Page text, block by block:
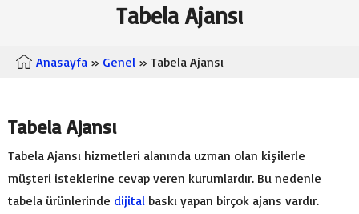
Tabela Ajansı
Anasayfa » Genel » Tabela Ajansı
Tabela Ajansı
Tabela Ajansı hizmetleri alanında uzman olan kişilerle
müşteri isteklerine cevap veren kurumlardır. Bu nedenle
tabela ürünlerinde dijital baskı yapan birçok ajans vardır.